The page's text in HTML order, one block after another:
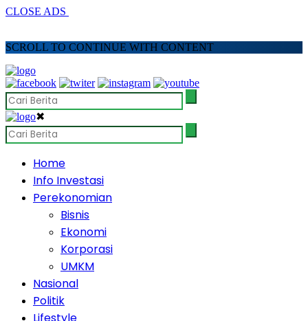
CLOSE ADS
SCROLL TO CONTINUE WITH CONTENT
✖
Home
Info Investasi
Perekonomian
Bisnis
Ekonomi
Korporasi
UMKM
Nasional
Politik